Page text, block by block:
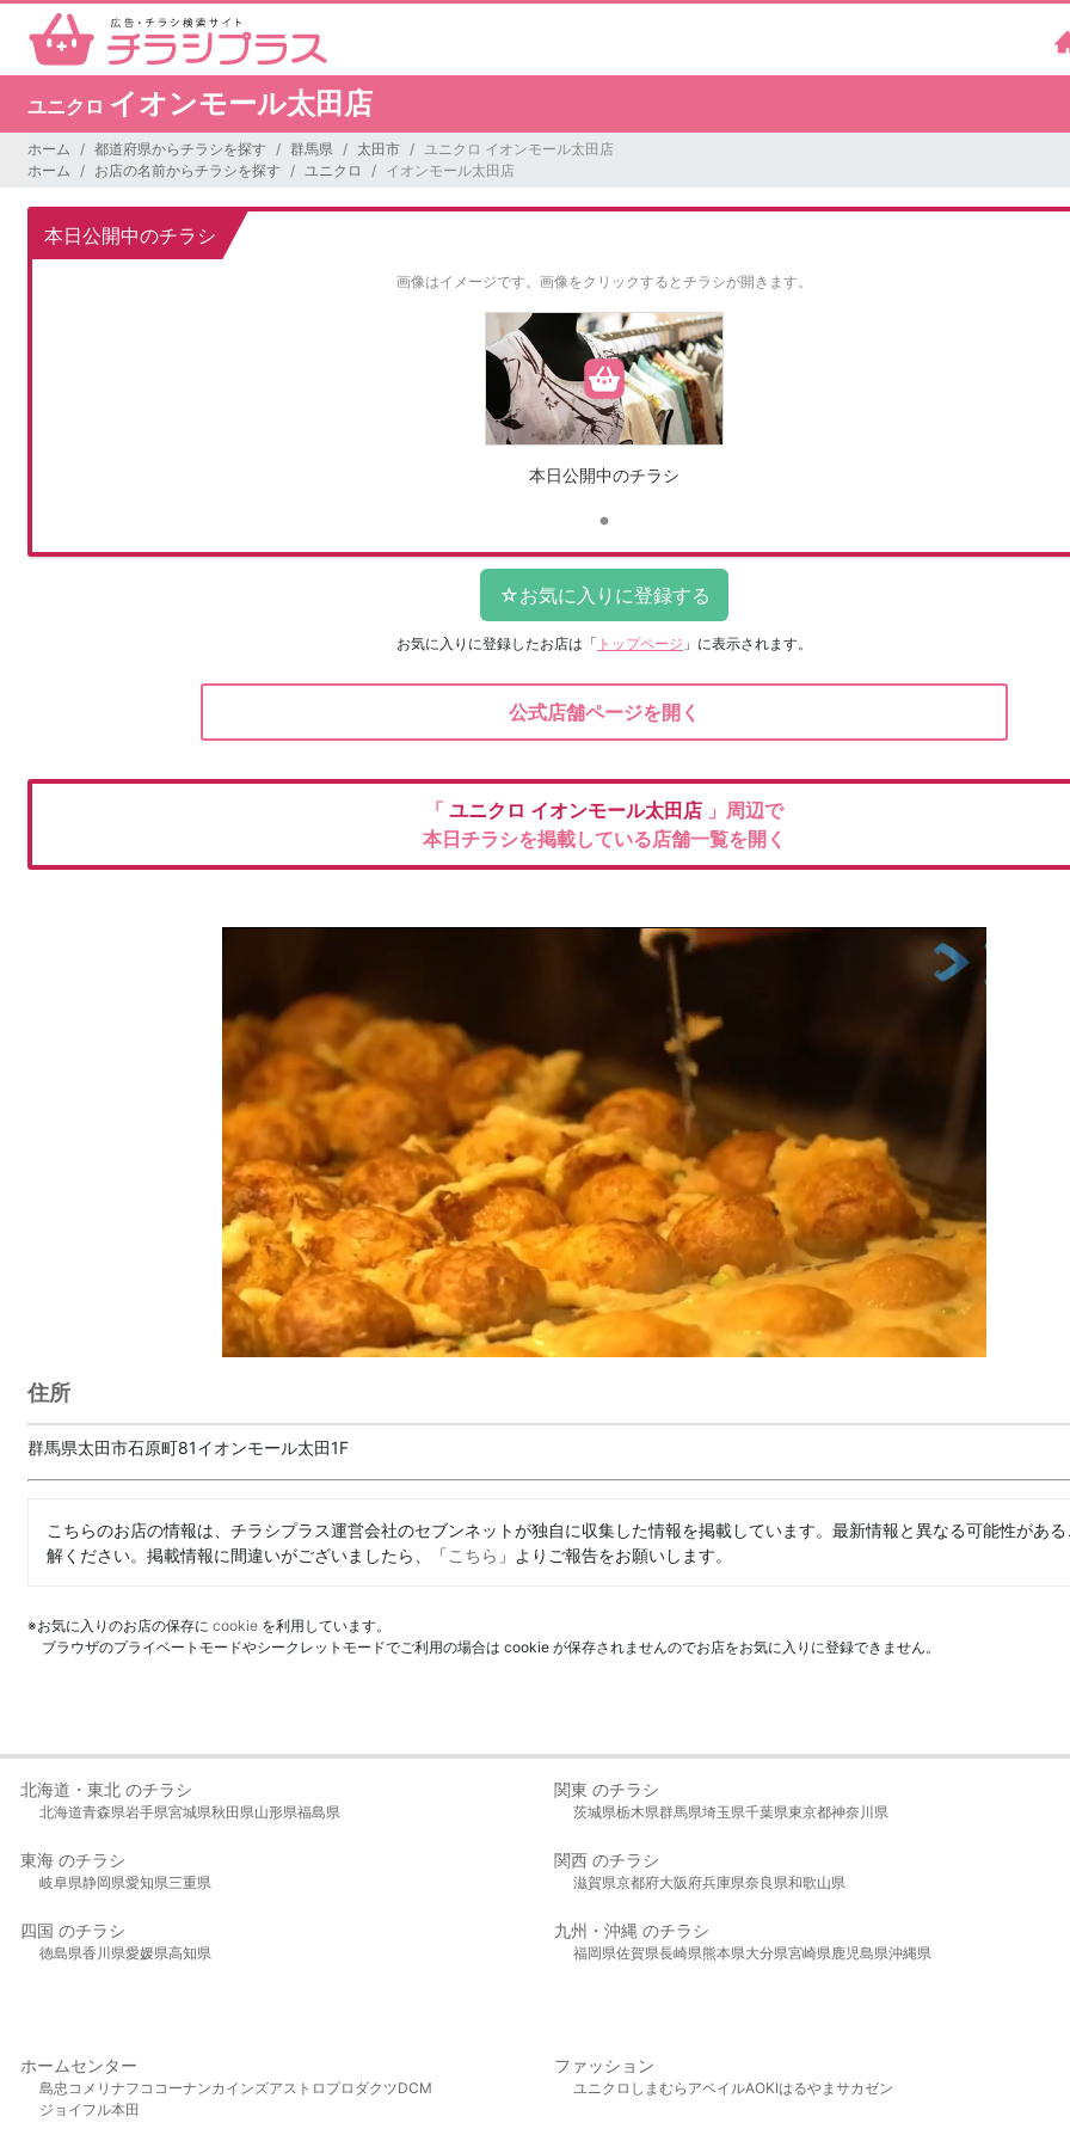
ユニクロ イオンモール太田店
ホーム 都道府県からチラシを探す 群馬県 太田市
ユニクロ イオンモール太田店
ホーム
お店の名前からチラシを探す ユニクロ イオンモール太田店
本日公開中のチラシ
画像はイメージです。 画像をクリックするとチラシが開きます。
本日公開中のチラシ
お気に入りに登録したお店は 「 トップページ 」に表示されます。
公式店舗ページを開く
「 ユニクロ イオンモール太田店 」周辺で
本日チラシを掲載している店舗一覧を開く
住所
群馬県太田市石原町81イオンモール太田1F
こちらのお店の情報は、チラシプラス運営会社のセブンネットが独自に収集した情報を掲載しています。最新情報と異なる可能性があ
解ください。掲載情報に間違いがございましたら、「こちら 」よりご報告をお願いします。
※お気に入りのお店の保存に cookie を利用しています。
ブラウザのプライベートモードやシークレットモードでご利用の場合は cookie が保存されませんのでお店をお気に入りに登録できません。
北海道・東北 のチラシ
北海道青森県岩手県宮城県秋田県山形県福島県
関東 のチラシ
茨城県栃木県群馬県埼玉県千葉県東京都神奈川県
東海 のチラシ
岐阜県静岡県愛知県三重県
関西 のチラシ
滋賀県京都府大阪府兵庫県奈良県和歌山県
四国 のチラシ
徳島県香川県愛媛県高知県
九州・沖縄 のチラシ
福岡県佐賀県長崎県熊本県大分県宮崎県鹿児島県沖縄県
ホームセンター
島忠 コメリ ナフコ コーナンカインズアストロプロダクツDCM
ジョイフル本田
ファッション
ユニクロ しまむら アベイルAOKIはるやま サカゼン